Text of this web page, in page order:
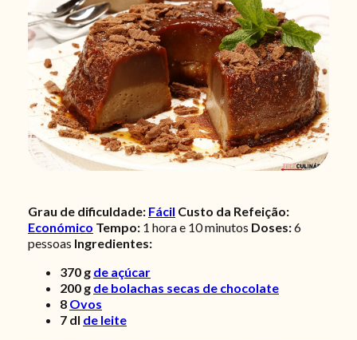
Grau de dificuldade: Fácil Custo da Refeição:
Económico Tempo: 1 hora e 10 minutos Doses:6
pessoas Ingredientes:
370 g de açúcar
200 g de bolachas secas de chocolate
8 Ovos
7 dl de leite